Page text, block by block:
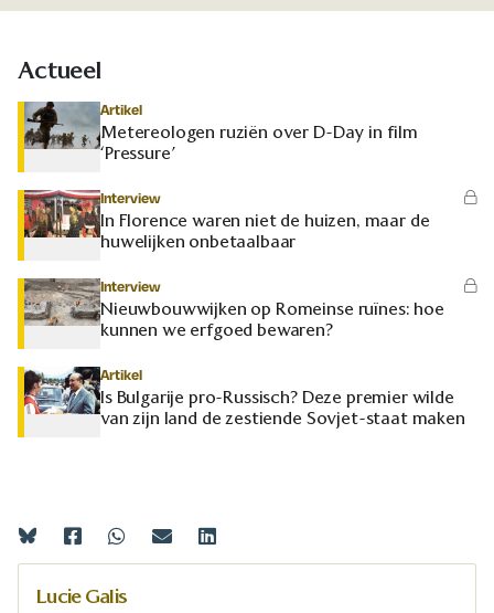
Actueel
Artikel
Metereologen ruziën over D-Day in film
‘Pressure’
Interview
In Florence waren niet de huizen, maar de
huwelijken onbetaalbaar
Interview
Nieuwbouwwijken op Romeinse ruïnes: hoe
kunnen we erfgoed bewaren?
Artikel
Is Bulgarije pro-Russisch? Deze premier wilde
van zijn land de zestiende Sovjet-staat maken
Lucie Galis